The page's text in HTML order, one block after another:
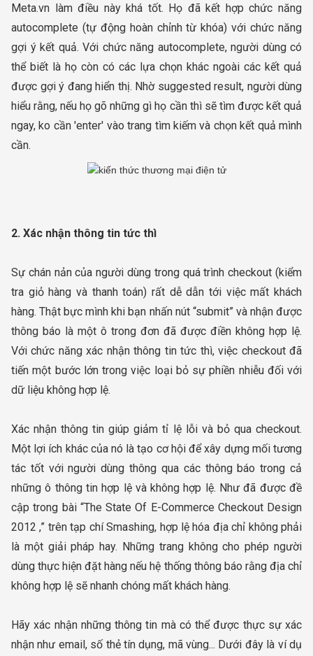
Meta.vn làm điều này khá tốt. Họ đã kết hợp chức năng
autocomplete (tự động hoàn chỉnh từ khóa) với chức năng
gợi ý kết quả. Với chức năng autocomplete, người dùng có
thể biết là họ còn có các lựa chọn khác ngoài các kết quả
được gợi ý đang hiển thị. Nhờ suggested result, người dùng
hiểu rằng, nếu họ gõ những gì họ cần thì sẽ tìm được kết quả
ngay, ko cần 'enter' vào trang tìm kiếm và chọn kết quả mình
cần.
2. Xác nhận thông tin tức thì
Sự chán nản của người dùng trong quá trình checkout (kiểm
tra giỏ hàng và thanh toán) rất dễ dẫn tới việc mất khách
hàng. Thật bực mình khi bạn nhấn nút “submit” và nhận được
thông báo là một ô trong đơn đã được điền không hợp lệ.
Với chức năng xác nhận thông tin tức thì, việc checkout đã
tiến một bước lớn trong việc loại bỏ sự phiền nhiễu đối với
dữ liệu không hợp lệ.
Xác nhận thông tin giúp giảm tỉ lệ lỗi và bỏ qua checkout.
Một lợi ích khác của nó là tạo cơ hội để xây dựng mối tương
tác tốt với người dùng thông qua các thông báo trong cả
những ô thông tin hợp lệ và không hợp lệ. Như đã được đề
cập trong bài “The State Of E-Commerce Checkout Design
2012 ,” trên tạp chí Smashing, hợp lệ hóa địa chỉ không phải
là một giải pháp hay. Những trang không cho phép người
dùng thực hiện đặt hàng nếu hệ thống thông báo rằng địa chỉ
không hợp lệ sẽ nhanh chóng mất khách hàng.
Hãy xác nhận những thông tin mà có thể được thực sự xác
nhận như email, số thẻ tín dụng, mã vùng... Dưới đây là ví dụ